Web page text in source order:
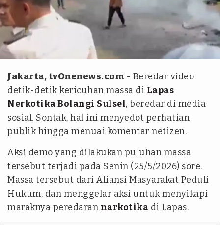
Jakarta, tvOnenews.com - Beredar video
detik-detik kericuhan massa di Lapas
Nerkotika Bolangi Sulsel, beredar di media
sosial. Sontak, hal ini menyedot perhatian
publik hingga menuai komentar netizen.
Aksi demo yang dilakukan puluhan massa
tersebut terjadi pada Senin (25/5/2026) sore.
Massa tersebut dari Aliansi Masyarakat Peduli
Hukum, dan menggelar aksi untuk menyikapi
maraknya peredaran narkotika di Lapas.